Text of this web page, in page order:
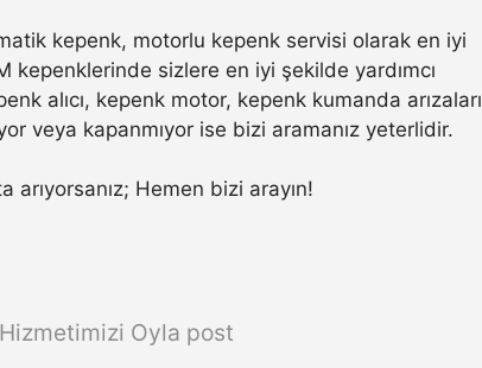
kepenk, motorlu kepenk servisi olarak en iyi
kepenklerinde sizlere en iyi şekilde yardımcı
alıcı, kepenk motor, kepenk kumanda arızaları
veya kapanmıyor ise bizi aramanız yeterlidir.
arıyorsanız; Hemen bizi arayın!
Hizmetimizi Oyla post